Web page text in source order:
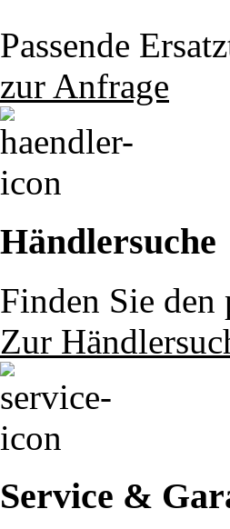
Passende
zur Anfrage
Händlersuche
Finden Sie den
Zur
Service &